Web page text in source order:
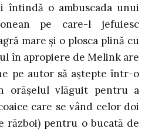
întindă o ambuscada unui
pe care-l jefuiesc
mare şi o plosca plină cu
în apropiere de Melink are
pe autor să aştepte într-o
orăşelul vlăguit pentru a
care se vând celor doi
război) pentru o bucată de